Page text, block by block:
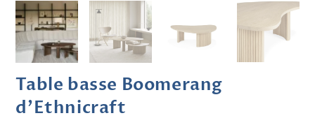
Table basse Boomerang
d’Ethnicraft